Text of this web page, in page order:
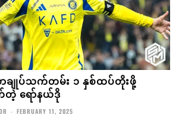
ချုပ်သက်တမ်း ၁ နှစ်ထပ်တိုးဖို့
ရော်နယ်ဒို
- FEBRUARY 11, 2025